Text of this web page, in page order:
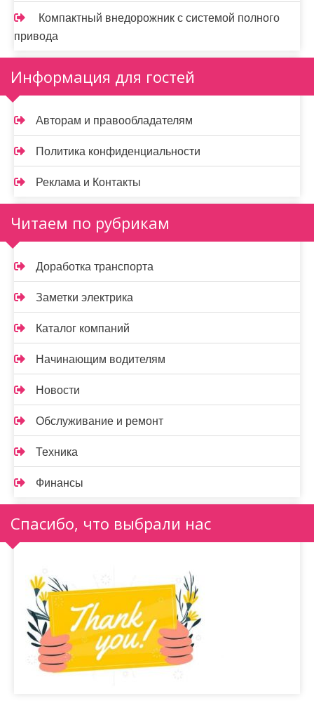
Компактный внедорожник с системой полного
привода
Информация для гостей
Авторам и правообладателям
Политика конфиденциальности
Реклама и Контакты
Читаем по рубрикам
Доработка транспорта
Заметки электрика
Каталог компаний
Начинающим водителям
Новости
Обслуживание и ремонт
Техника
Финансы
Спасибо, что выбрали нас